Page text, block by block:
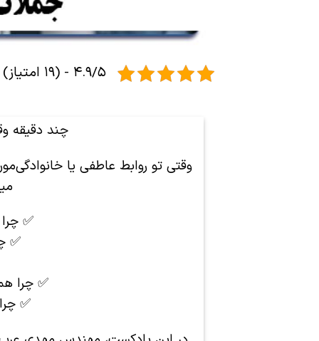
۴.۹/۵ - (۱۹ امتیاز)
چند دقیقه
وقتی تو روابط عاطفی یا
✅
✅
✅ چرا
✅